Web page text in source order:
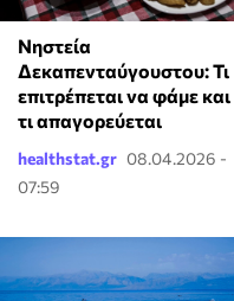
Νηστεία
Δεκαπενταύγουστου: Τι
επιτρέπεται να φάμε και
τι απαγορεύεται
healthstat.gr 08.04.2026 -
07:59